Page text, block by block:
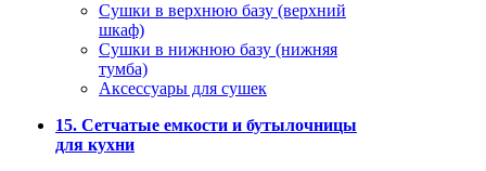
Сушки в верхнюю базу (верхний
шкаф)
Сушки в нижнюю базу (нижняя
тумба)
Аксессуары для сушек
15. Сетчатые емкости и бутылочницы
для кухни